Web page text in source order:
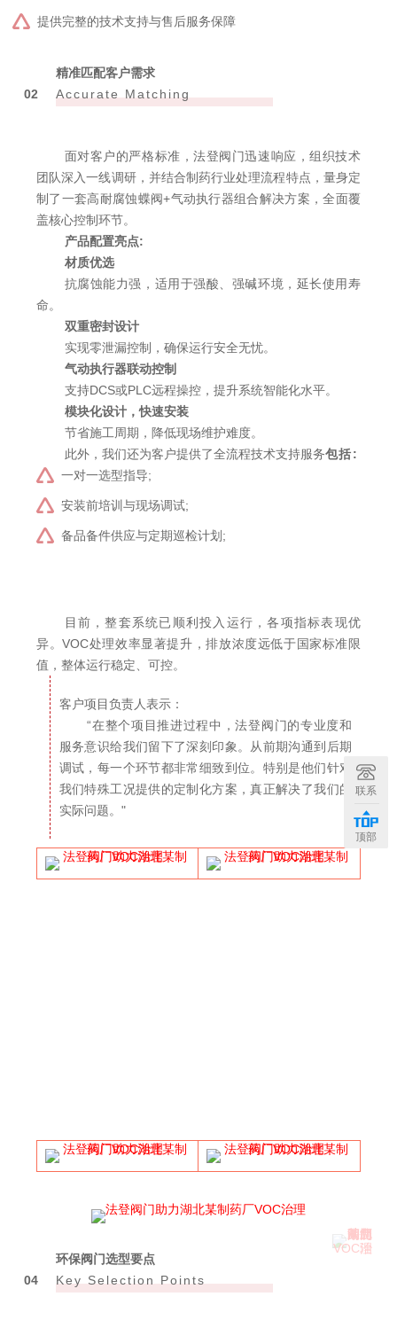
提供完整的技术支持与售后服务保障
02
精准匹配客户需求
Accurate Matching
面对客户的严格标准，法登阀门迅速响应，组织技术
团队深入一线调研，并结合制药行业处理流程特点，量身定
制了一套高耐腐蚀蝶阀+气动执行器组合解决方案，全面覆
盖核心控制环节。
产品配置亮点:
材质优选
抗腐蚀能力强，适用于强酸、强碱环境，延长使用寿
命。
双重密封设计
实现零泄漏控制，确保运行安全无忧。
气动执行器联动控制
支持DCS或PLC远程操控，提升系统智能化水平。
模块化设计，快速安装
节省施工周期，降低现场维护难度。
此外，我们还为客户提供了全流程技术支持服务包括:
一对一选型指导;
安装前培训与现场调试;
备品备件供应与定期巡检计划;
目前，整套系统已顺利投入运行，各项指标表现优
异。VOC处理效率显著提升，排放浓度远低于国家标准限
值，整体运行稳定、可控。
客户项目负责人表示：
“在整个项目推进过程中，法登阀门的专业度和
服务意识给我们留下了深刻印象。从前期沟通到后期
调试，每一个环节都非常细致到位。特别是他们针对
我们特殊工况提供的定制化方案，真正解决了我们的
实际问题。"
04
环保阀门选型要点
Key Selection Points
联系
顶部